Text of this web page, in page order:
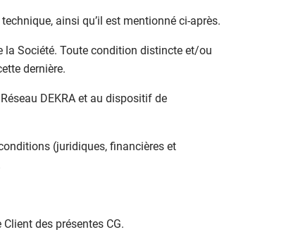
ainsi qu’il est mentionné ci-après.
la Société. Toute condition distincte et/ou
dernière.
DEKRA et au dispositif de
(juridiques, financières et
des présentes CG.